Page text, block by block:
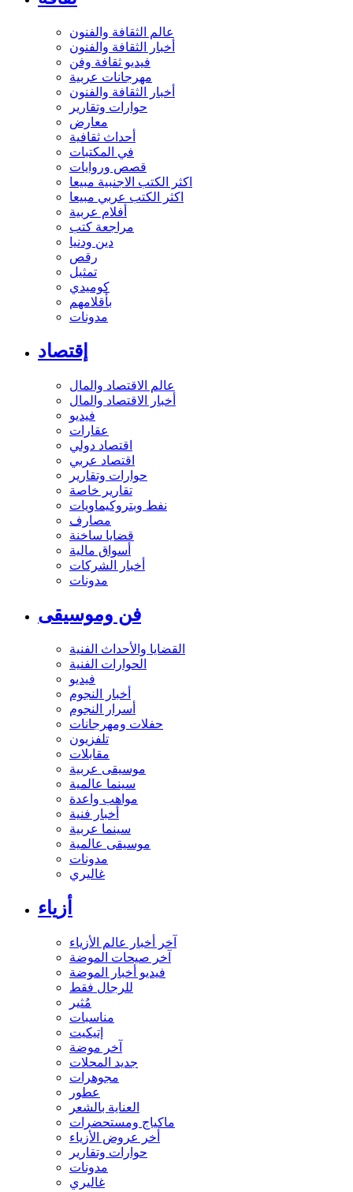
عالم الثقافة والفنون
أخبار الثقافة والفنون
فيديو ثقافة وفن
مهرجانات عربية
أخبار الثقافة والفنون
حوارات وتقارير
معارض
أحداث ثقافية
في المكتبات
قصص وروايات
اكثر الكتب الاجنبية مبيعا
اكثر الكتب عربي مبيعا
أفلام عربية
مراجعة كتب
دين ودنيا
رقص
تمثيل
كوميدي
بأقلامهم
مدونات
إقتصاد
عالم الاقتصاد والمال
أخبار الاقتصاد والمال
فيديو
عقارات
اقتصاد دولي
اقتصاد عربي
حوارات وتقارير
تقارير خاصة
نفط وبتروكيماويات
مصارف
قضايا ساخنة
أسواق مالية
أخبار الشركات
مدونات
فن وموسيقى
القضايا والأحداث الفنية
الحوارات الفنية
فيديو
أخبار النجوم
أسرار النجوم
حفلات ومهرجانات
تلفزيون
مقابلات
موسيقى عربية
سينما عالمية
مواهب واعدة
أخبار فنية
سينما عربية
موسيقى عالمية
مدونات
غاليري
أزياء
آخر أخبار عالم الأزياء
آخر صيحات الموضة
فيديو أخبار الموضة
للرجال فقط
مُثير
مناسبات
إتيكيت
آخر موضة
جديد المحلات
مجوهرات
عطور
العناية بالشعر
ماكياج ومستحضرات
أخر عروض الأزياء
حوارات وتقارير
مدونات
غاليري